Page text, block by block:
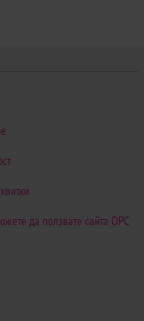
да ползвате сайта ОРС